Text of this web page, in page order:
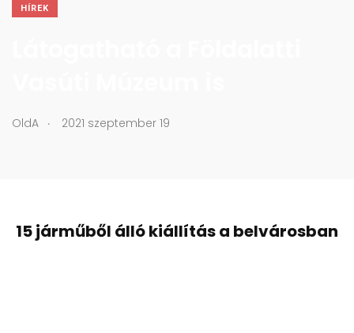
HÍREK
OldA . 2021 szeptember 19
15 járműből álló kiállítás a belvárosban